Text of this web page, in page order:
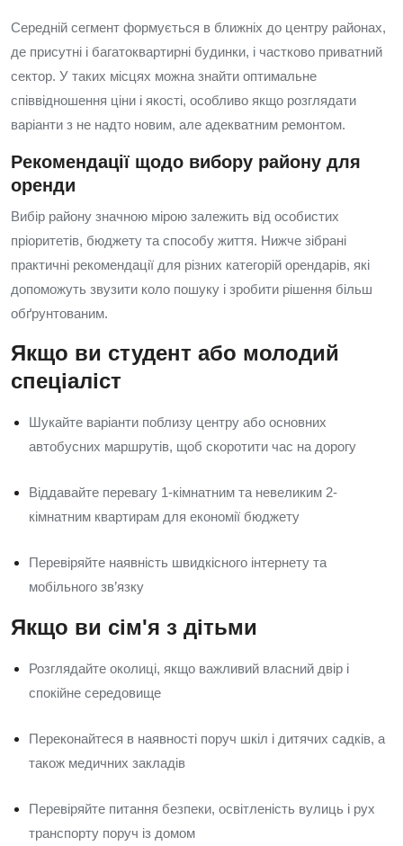
Середній сегмент формується в ближніх до центру районах,
де присутні і багатоквартирні будинки, і частково приватний
сектор. У таких місцях можна знайти оптимальне
співвідношення ціни і якості, особливо якщо розглядати
варіанти з не надто новим, але адекватним ремонтом.
Рекомендації щодо вибору району для
оренди
Вибір району значною мірою залежить від особистих
пріоритетів, бюджету та способу життя. Нижче зібрані
практичні рекомендації для різних категорій орендарів, які
допоможуть звузити коло пошуку і зробити рішення більш
обґрунтованим.
Якщо ви студент або молодий
спеціаліст
Шукайте варіанти поблизу центру або основних
автобусних маршрутів, щоб скоротити час на дорогу
Віддавайте перевагу 1-кімнатним та невеликим 2-
кімнатним квартирам для економії бюджету
Перевіряйте наявність швидкісного інтернету та
мобільного зв’язку
Якщо ви сім'я з дітьми
Розглядайте околиці, якщо важливий власний двір і
спокійне середовище
Переконайтеся в наявності поруч шкіл і дитячих садків, а
також медичних закладів
Перевіряйте питання безпеки, освітленість вулиць і рух
транспорту поруч із домом